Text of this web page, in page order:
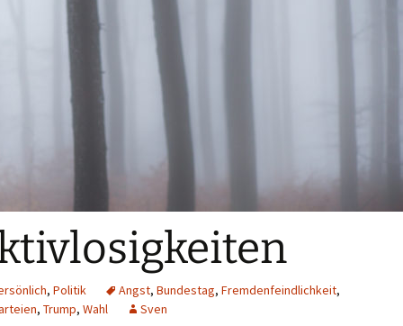
, Politik Angst, Bundestag, Fremdenfeindlichkeit,
, Trump, Wahl Sven